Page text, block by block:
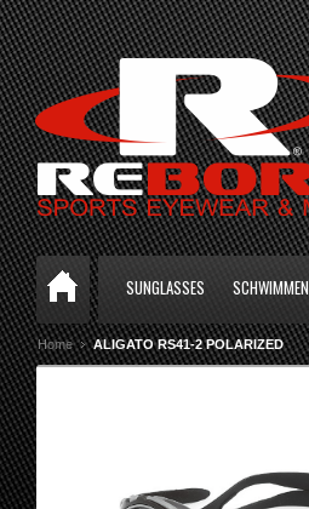
SUNGLASSES SCHWIMMEN
Home ALIGATO RS41-2 POLARIZED